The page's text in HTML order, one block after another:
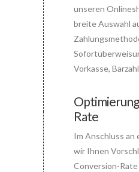
unseren
breite Auswahl
Vorkasse,
Rate
Im Anschluss an
wir Ihnen
Conversion-